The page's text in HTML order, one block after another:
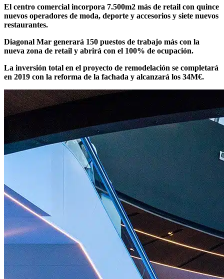
El centro comercial incorpora 7.500m2 más de retail con quince
nuevos operadores de moda, deporte y accesorios y siete nuevos
restaurantes.
Diagonal Mar generará 150 puestos de trabajo más con la
nueva zona de retail y abrirá con el 100% de ocupación.
La inversión total en el proyecto de remodelación se completará
en 2019 con la reforma de la fachada y alcanzará los 34M€.